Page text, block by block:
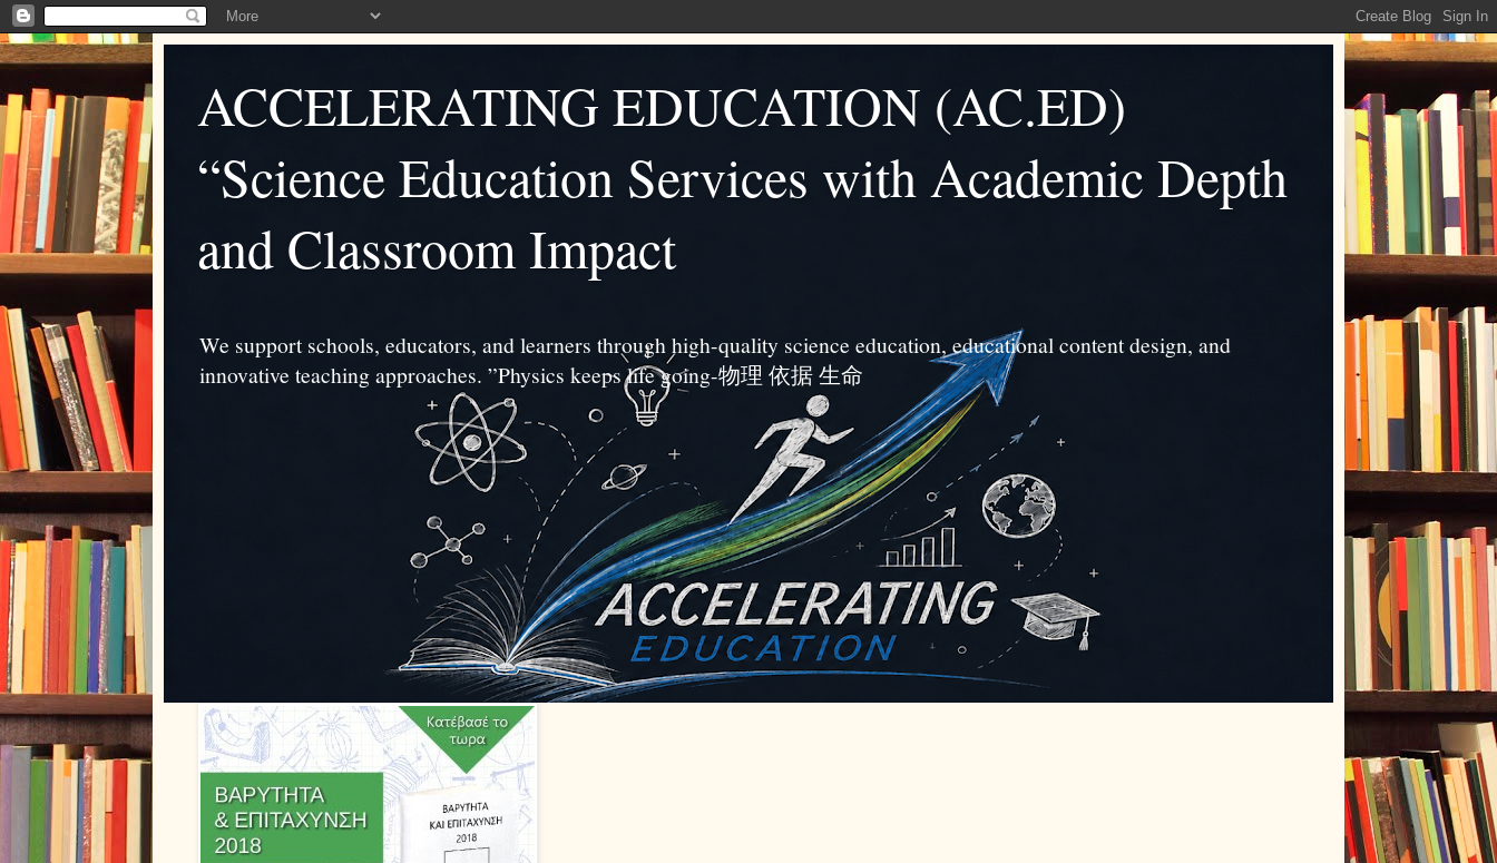
ACCELERATING EDUCATION (AC.ED)
“Science Education Services with Academic Depth
and Classroom Impact
We support schools, educators, and learners through high-quality science education, educational content design, and
innovative teaching approaches. ”Physics keeps life going-物理 依据 生命